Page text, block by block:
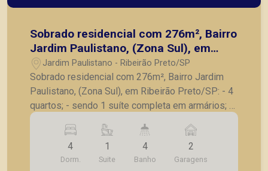
Sobrado residencial com 276m², Bairro
Jardim Paulistano, (Zona Sul), em
Ribeirão Preto/SP:
Jardim Paulistano - Ribeirão Preto/SP
Sobrado residencial com 276m², Bairro Jardim
Paulistano, (Zona Sul), em Ribeirão Preto/SP: - 4
quartos; - sendo 1 suíte completa em armários; -
Lavabo; - Sala para 2 ambientes; - Cozinha com
armários; - Despensa; - Lavanderia; -
Dependência e banheiro de serviço; - Quintal; - 2
vagas de garagem. A Piramid tem como objetivo
4
Dorm.
1
Suite
4
Banho
2
Garagens